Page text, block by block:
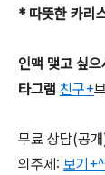
* 따뜻한 카리
인맥 맺고 싶으
타그램 친구+
무료 상담(공개
의주제 : 보기